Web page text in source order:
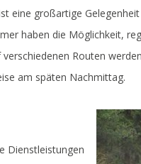
eine großartige
haben die Möglichkeit,
Routen
am späten Nachmittag.
Dienstleistungen